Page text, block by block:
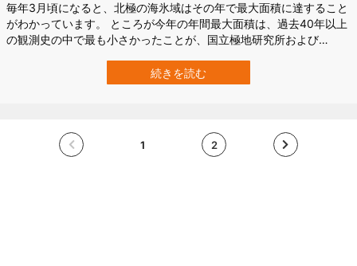
毎年3月頃になると、北極の海氷域はその年で最大面積に達すること
がわかっています。 ところが今年の年間最大面積は、過去40年以上
の観測史の中で最も小さかったことが、国立極地研究所および
暖化が進む中、北極にかつてない異変が起き始めているのかもしれ
ません。 北極の海氷面積、史上最少を記録 2025年3月20日、北極の
続きを読む
1 2